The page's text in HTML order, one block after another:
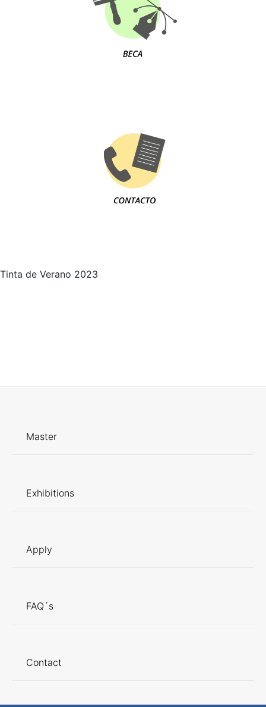
Tinta de Verano 2023
Master
Exhibitions
Apply
FAQ´s
Contact